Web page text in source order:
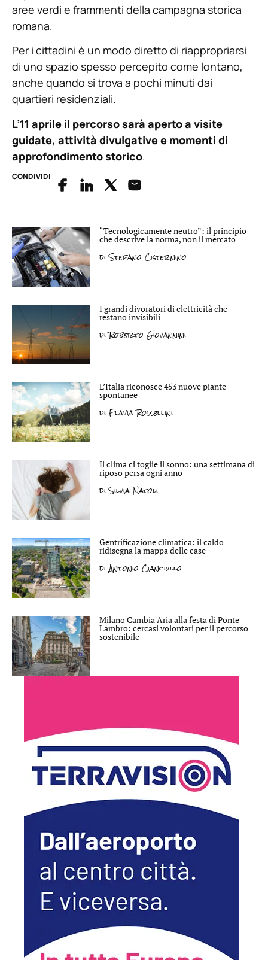
aree verdi e frammenti della campagna storica
romana.
Per i cittadini è un modo diretto di riappropriarsi
di uno spazio spesso percepito come lontano,
anche quando si trova a pochi minuti dai
quartieri residenziali.
L’11 aprile il percorso sarà aperto a visite
guidate, attività divulgative e momenti di
approfondimento storico.
CONDIVIDI
“Tecnologicamente neutro”: il principio
che descrive la norma, non il mercato
diStefano Cisternino
I grandi divoratori di elettricità che
restano invisibili
diRoberto Giovannini
L’Italia riconosce 453 nuove piante
spontanee
di Flavia Rossellini
Il clima ci toglie il sonno: una settimana di
riposo persa ogni anno
diSilvia Natoli
Gentrificazione climatica: il caldo
ridisegna la mappa delle case
diAntonio Cianciullo
Milano Cambia Aria alla festa di Ponte
Lambro: cercasi volontari per il percorso
sostenibile